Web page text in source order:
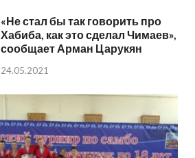
«Не стал бы так говорить про
Хабиба, как это сделал Чимаев»,
сообщает Арман Царукян
24.05.2021